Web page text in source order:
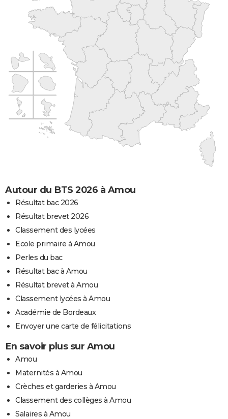
Autour du BTS 2026 à Amou
Résultat bac 2026
Résultat brevet 2026
Classement des lycées
Ecole primaire à Amou
Perles du bac
Résultat bac à Amou
Résultat brevet à Amou
Classement lycées à Amou
Académie de Bordeaux
Envoyer une carte de félicitations
En savoir plus sur Amou
Amou
Maternités à Amou
Crèches et garderies à Amou
Classement des collèges à Amou
Salaires à Amou